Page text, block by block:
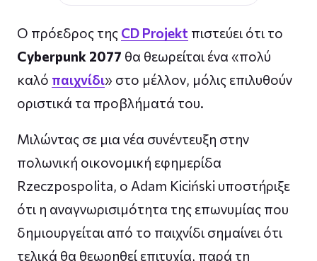
Ο πρόεδρος της CD Projekt πιστεύει ότι το
Cyberpunk 2077 θα θεωρείται ένα «πολύ
καλό παιχνίδι» στο μέλλον, μόλις επιλυθούν
οριστικά τα προβλήματά του.
Μιλώντας σε μια νέα συνέντευξη στην
πολωνική οικονομική εφημερίδα
Rzeczpospolita, ο Adam Kiciński υποστήριξε
ότι η αναγνωρισιμότητα της επωνυμίας που
δημιουργείται από το παιχνίδι σημαίνει ότι
τελικά θα θεωρηθεί επιτυχία, παρά τη